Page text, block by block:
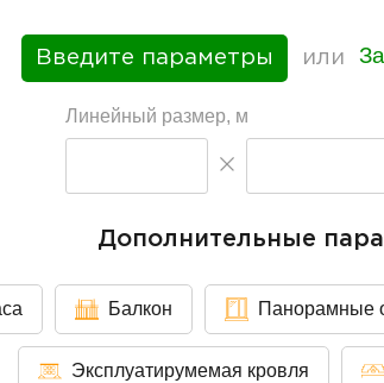
Введите параметры или
Линейный размер, м
Дополнительные
Балкон Панорамные
Эксплуатирумемая кровля